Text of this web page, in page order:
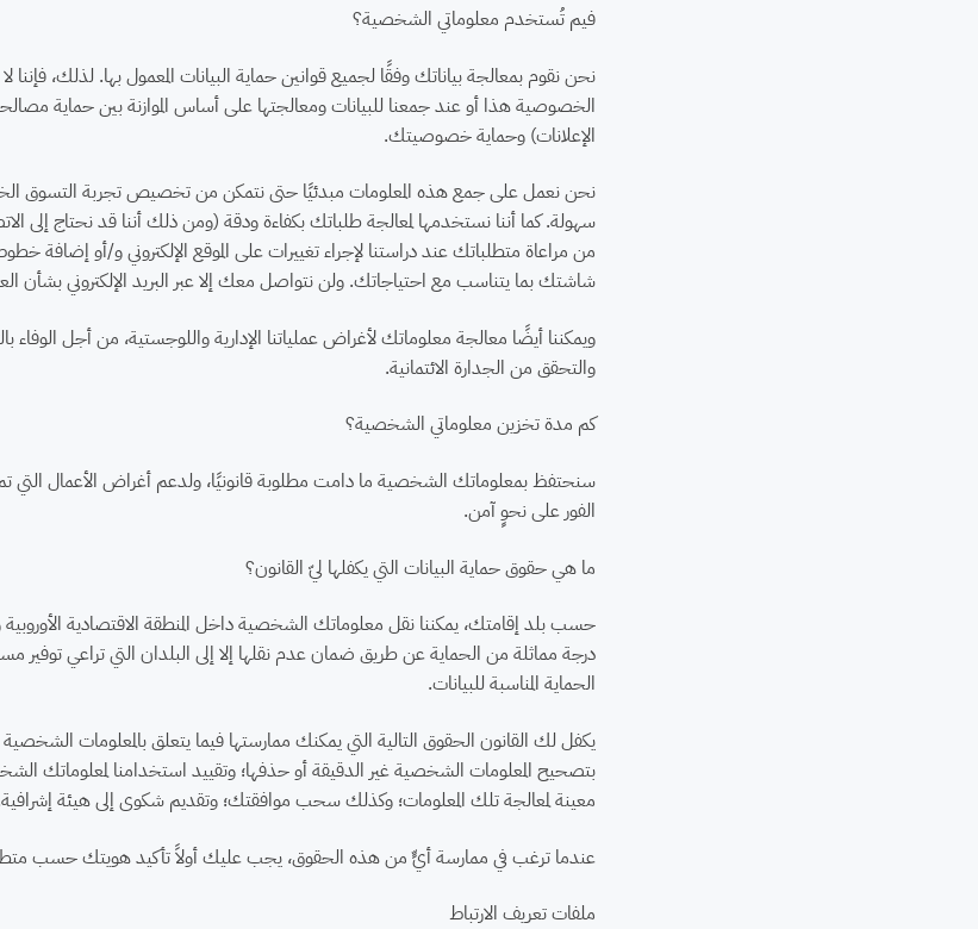
فيم تُستخدم معلوماتي الشخصية؟
نحن نقوم بمعالجة بياناتك وفقًا لجميع قوانين حماية البيانات المعمول بها. لذلك،
الخصوصية هذا أو عند جمعنا للبيانات ومعالجتها على أساس الموازنة بين حماية
الإعلانات) وحماية خصوصيتك.
نحن نعمل على جمع هذه المعلومات مبدئيًا حتى نتمكن من تخصيص تجربة التسوق
سهولة. كما أننا نستخدمها لمعالجة طلباتك بكفاءة ودقة (ومن ذلك أننا قد نحتاج إلى
من مراعاة متطلباتك عند دراستنا لإجراء تغييرات على الموقع الإلكتروني و/أو
شاشتك بما يتناسب مع احتياجاتك. ولن نتواصل معك إلا عبر البريد الإلكتروني
ويمكننا أيضًا معالجة معلوماتك لأغراض عملياتنا الإدارية واللوجستية، من أجل الوفاء
والتحقق من الجدارة الائتمانية.
كم مدة تخزين معلوماتي الشخصية؟
سنحتفظ بمعلوماتك الشخصية ما دامت مطلوبة قانونيًا، ولدعم أغراض الأعمال التي
الفور على نحوٍ آمن.
ما هي حقوق حماية البيانات التي يكفلها ليّ القانون؟
حسب بلد إقامتك، يمكننا نقل معلوماتك الشخصية داخل المنطقة الاقتصادية
درجة مماثلة من الحماية عن طريق ضمان عدم نقلها إلا إلى البلدان التي تراعي
الحماية المناسبة للبيانات.
يكفل لك القانون الحقوق التالية التي يمكنك ممارستها فيما يتعلق بالمعلومات
بتصحيح المعلومات الشخصية غير الدقيقة أو حذفها؛ وتقييد استخدامنا لمعلوماتك
معينة لمعالجة تلك المعلومات؛ وكذلك سحب موافقتك؛ وتقديم شكوى إلى هيئة
عندما ترغب في ممارسة أيٍّ من هذه الحقوق، يجب عليك أولاً تأكيد هويتك حسب
ملفات تعريف الارتباط